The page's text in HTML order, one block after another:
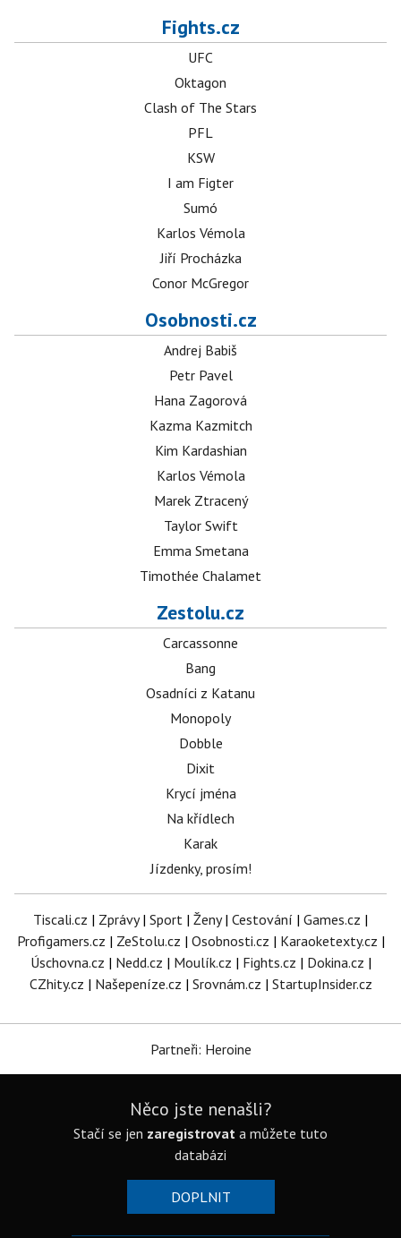
Fights.cz
UFC
Oktagon
Clash of The Stars
PFL
KSW
I am Figter
Sumó
Karlos Vémola
Jiří Procházka
Conor McGregor
Osobnosti.cz
Andrej Babiš
Petr Pavel
Hana Zagorová
Kazma Kazmitch
Kim Kardashian
Karlos Vémola
Marek Ztracený
Taylor Swift
Emma Smetana
Timothée Chalamet
Zestolu.cz
Carcassonne
Bang
Osadníci z Katanu
Monopoly
Dobble
Dixit
Krycí jména
Na křídlech
Karak
Jízdenky, prosím!
Tiscali.cz | Zprávy| Sport | Ženy| Cestování | Games.cz |
Profigamers.cz | ZeStolu.cz | Osobnosti.cz | Karaoketexty.cz |
Úschovna.cz | Nedd.cz | Moulík.cz | Fights.cz | Dokina.cz |
CZhity.cz | Našepeníze.cz | Srovnám.cz | StartupInsider.cz
Partneři: Heroine
Něco jste nenašli?
Stačí se jen zaregistrovat a můžete tuto
databázi
DOPLNIT